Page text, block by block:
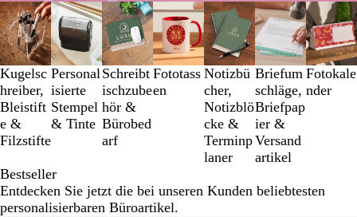
Kugelsc
hreiber,
Bleistift
e &
Filzstifte
Personal
isierte
Stempel
& Tinte
Schreibt
ischzube
hör &
Bürobed
arf
Fototass
en
Notizbü
cher,
Notizblö
cke &
Terminp
laner
Briefum
schläge,
Briefpap
ier &
Versand
artikel
Fotokale
nder
Galeriebilder
1
bis
3
von
7
Bestseller
Entdecken Sie jetzt die bei unseren Kunden beliebtesten
personalisierbaren Büroartikel.